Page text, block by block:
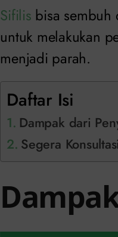
Sifilis bisa
untuk melakukan
menjadi parah.
Daftar Isi
Dampak dari
Segera